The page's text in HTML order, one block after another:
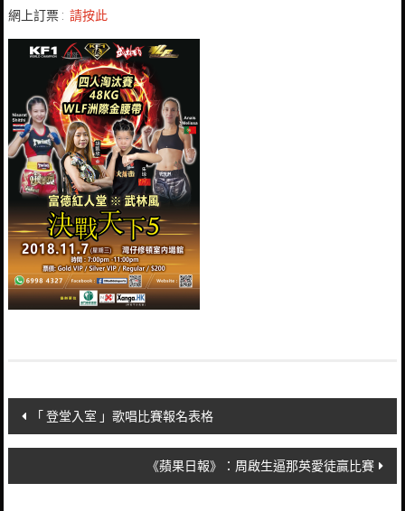
網上訂票 : 請按此
Post
navigation
「 登堂入室 」歌唱比賽報名表格
《蘋果日報》：周啟生逼那英愛徒贏比賽